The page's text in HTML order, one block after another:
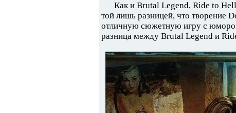
Как и Brutal Legend, Ride to
той лишь разницей, что творение
отличную сюжетную игру с
разница между Brutal Legend и